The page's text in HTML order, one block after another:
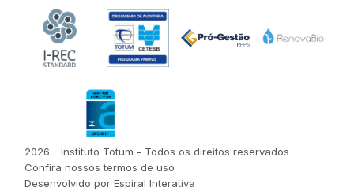
2026 - Instituto Totum - Todos os direitos reservados
Confira nossos termos de uso
Desenvolvido por Espiral Interativa